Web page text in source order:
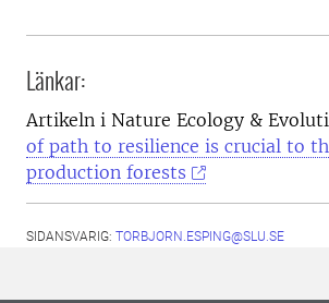
Länkar:
Artikeln i Nature Ecology &
of path to resilience is crucial to
production forests
SIDANSVARIG: TORBJORN.ESPING@SLU.SE